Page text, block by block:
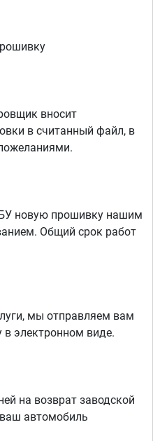
вносит
в считанный файл, в
новую прошивку нашим
Общий срок работ
мы отправляем вам
электронном виде.
на возврат заводской
автомобиль